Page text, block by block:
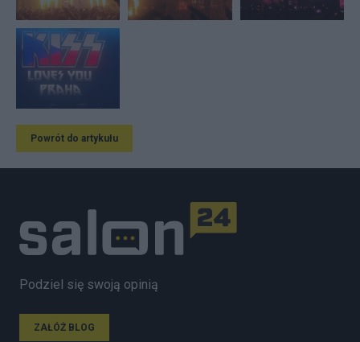
Powrót do artykułu
Podziel się swoją opinią
ZAŁÓŻ BLOG